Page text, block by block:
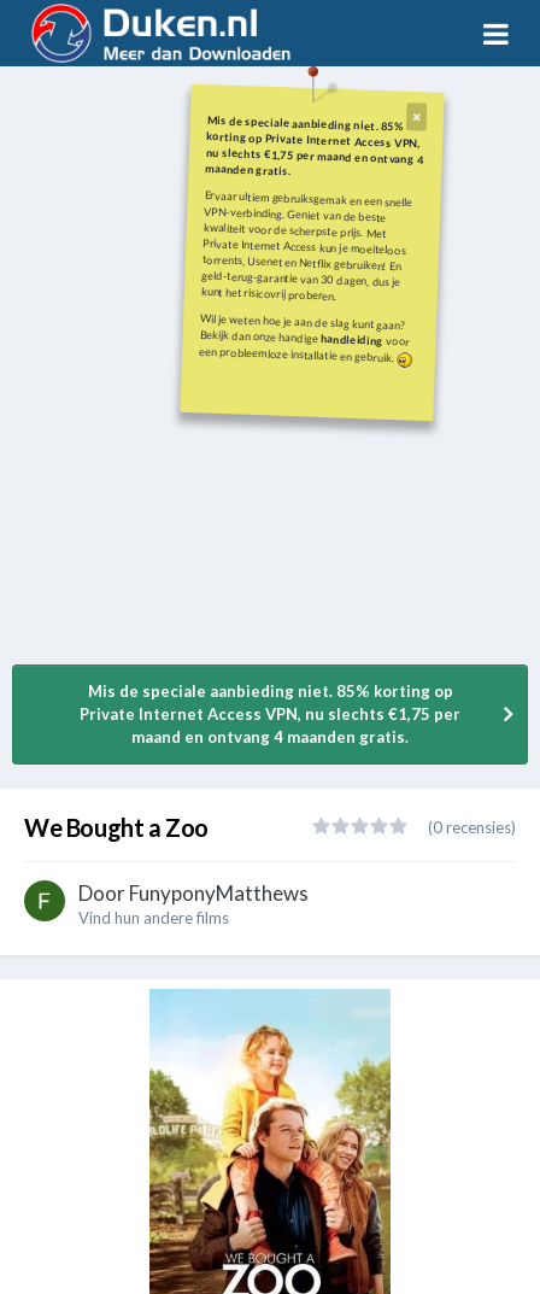
Mis de speciale aanbieding niet. 85%
korting op Private Internet Access VPN,
nu slechts €1,75 per maand en ontvang 4
maanden gratis.
Ervaar ultiem gebruiksgemak en een snelle
VPN-verbinding. Geniet van de beste
kwaliteit voor de scherpste prijs. Met
Private Internet Access kun je moeiteloos
torrents, Usenet en Netflix gebruiken! En
geld-terug-garantie van 30 dagen, dus je
kunt het risicovrij proberen.
Wil je weten hoe je aan de slag kunt gaan?
Bekijk dan onze handigehandleiding voor
een probleemloze installatie en gebruik.
Mis de speciale aanbieding niet. 85% korting op
Private Internet Access VPN, nu slechts €1,75 per
maand en ontvang 4 maanden gratis.
We Bought a Zoo (0 recensies)
DoorFunyponyMatthews
Vind hun andere films